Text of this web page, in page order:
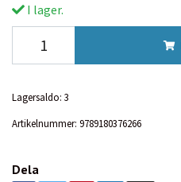
I lager.
Lagersaldo: 3
Artikelnummer: 9789180376266
Dela